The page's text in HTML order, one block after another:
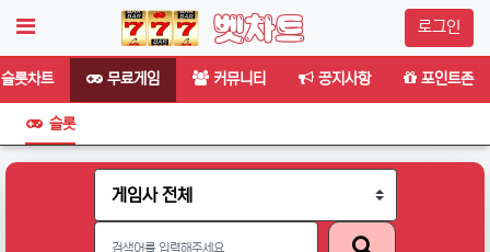
로그인
롯차트 무료게임 커뮤니티 공지사항 포인트존
슬롯